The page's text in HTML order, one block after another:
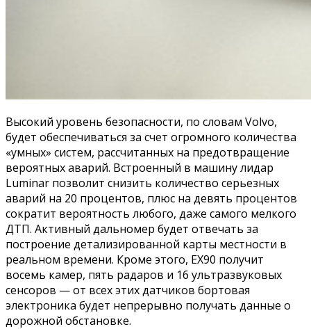
Высокий уровень безопасности, по словам Volvo,
будет обеспечиваться за счет огромного количества
«умных» систем, рассчитанных на предотвращение
вероятных аварий. Встроенный в машину лидар
Luminar позволит снизить количество серьезных
аварий на 20 процентов, плюс на девять процентов
сократит вероятность любого, даже самого мелкого
ДТП. Активный дальномер будет отвечать за
построение детализированной карты местности в
реальном времени. Кроме этого, EX90 получит
восемь камер, пять радаров и 16 ультразвуковых
сенсоров — от всех этих датчиков бортовая
электроника будет непрерывно получать данные о
дорожной обстановке.